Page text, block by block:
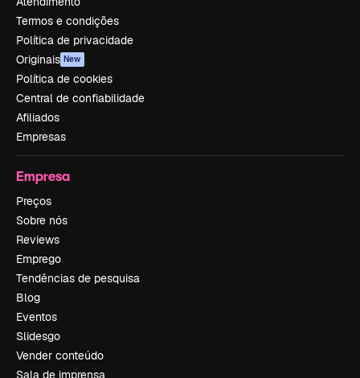
Termos e condições
Política de privacidade
Originais New
Política de cookies
Central de confiabilidade
Afiliados
Empresas
Empresa
Preços
Sobre nós
Reviews
Emprego
Tendências de pesquisa
Blog
Eventos
Slidesgo
Vender conteúdo
Sala de imprensa